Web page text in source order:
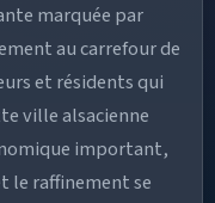
marquée par
au carrefour de
et résidents qui
ville alsacienne
important,
le raffinement se